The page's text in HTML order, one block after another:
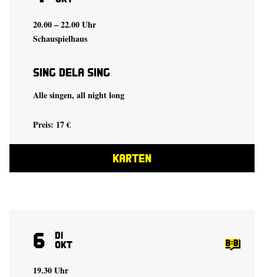
20.00 – 22.00 Uhr
Schauspielhaus
Sing Dela Sing
Alle singen, all night long
Preis: 17 €
KARTEN
6 Di
Okt
19.30 Uhr